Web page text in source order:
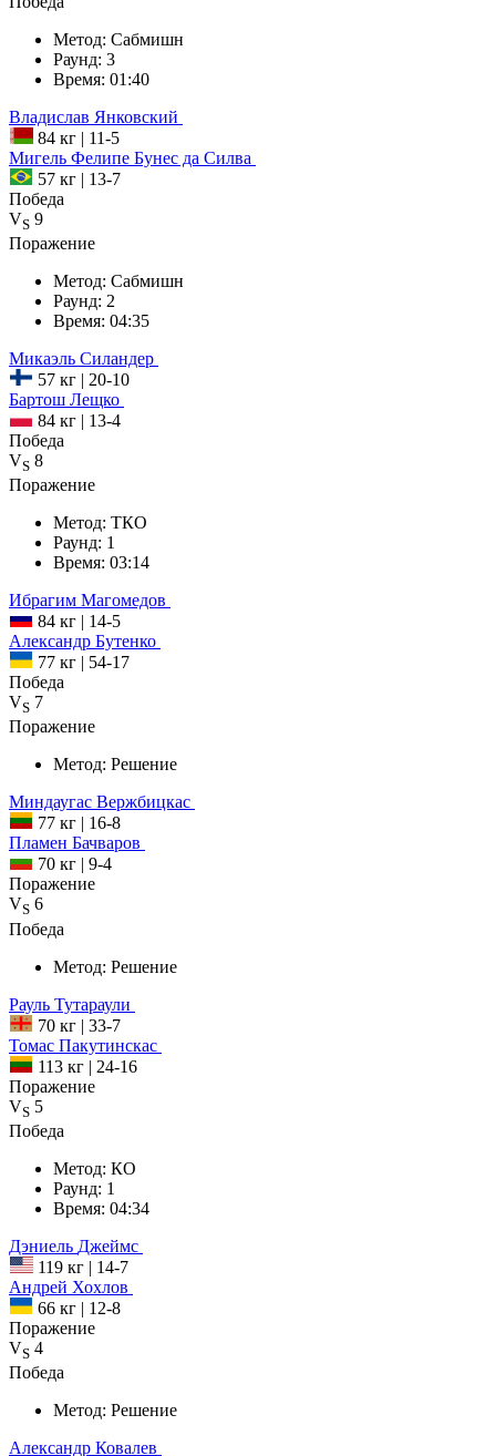
Метод: Сабмишн
Раунд: 3
Время: 01:40
Владислав Янковский
84 кг | 11-5
Мигель Фелипе Бунес да Силва
57 кг | 13-7
Победа
VS 9
Поражение
Метод: Сабмишн
Раунд: 2
Время: 04:35
Микаэль Силандер
57 кг | 20-10
Бартош Лещко
84 кг | 13-4
Победа
VS 8
Поражение
Метод: ТКО
Раунд: 1
Время: 03:14
Ибрагим Магомедов
84 кг | 14-5
Александр Бутенко
77 кг | 54-17
Победа
VS 7
Поражение
Метод: Решение
Миндаугас Вержбицкас
77 кг | 16-8
Пламен Бачваров
70 кг | 9-4
Поражение
VS 6
Победа
Метод: Решение
Рауль Тутараули
70 кг | 33-7
Томас Пакутинскас
113 кг | 24-16
Поражение
VS 5
Победа
Метод: КО
Раунд: 1
Время: 04:34
Дэниель Джеймс
119 кг | 14-7
Андрей Хохлов
66 кг | 12-8
Поражение
VS 4
Победа
Метод: Решение
Александр Ковалев